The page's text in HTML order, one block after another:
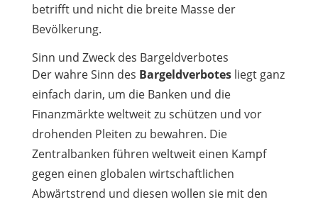
betrifft und nicht die breite Masse der
Bevölkerung.
Sinn und Zweck des Bargeldverbotes
Der wahre Sinn des Bargeldverbotesliegt ganz
einfach darin, um die Banken und die
Finanzmärkte weltweit zu schützen und vor
drohenden Pleiten zu bewahren. Die
Zentralbanken führen weltweit einen Kampf
gegen einen globalen wirtschaftlichen
Abwärtstrend und diesen wollen sie mit den